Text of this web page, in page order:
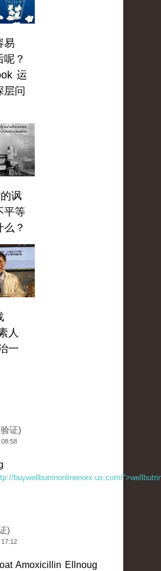
易
？
运
层问
讽
等
？
人
一
证)
buywellbutrinonlinenorx.us.com/
)
Amoxicillin Ellnoug